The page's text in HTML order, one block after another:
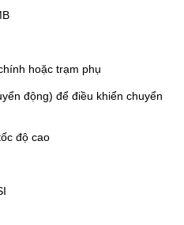
hoặc trạm phụ
động) để điều khiển chuyển
độ cao